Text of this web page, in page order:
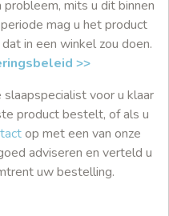
mits u dit binnen
mag u het product
in een winkel zou doen.
>>
voor u klaar
product bestelt, of als u
op met een van onze
adviseren en verteld u
uw bestelling.